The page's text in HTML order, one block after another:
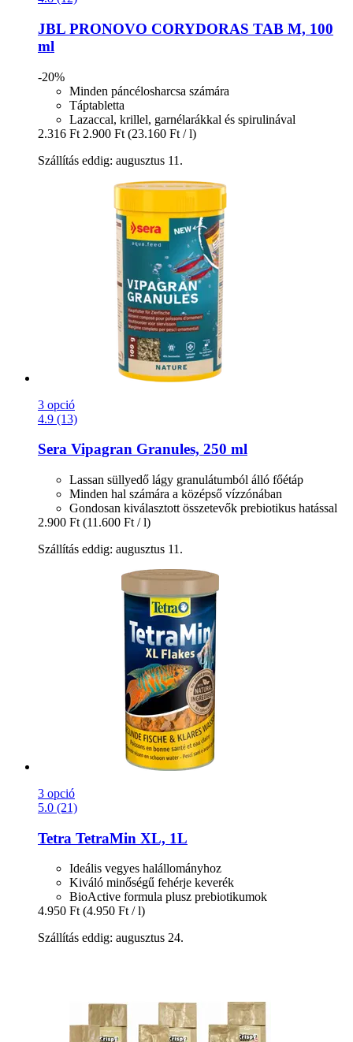
JBL PRONOVO CORYDORAS TAB M, 100
ml
-20%
Minden páncélosharcsa számára
Táptabletta
Lazaccal, krillel, garnélarákkal és spirulinával
2.316 Ft 2.900 Ft (23.160 Ft / l)
Szállítás eddig: augusztus 11.
3 opció
4.9 (13)
Sera Vipagran Granules, 250 ml
Lassan süllyedő lágy granulátumból álló főétáp
Minden hal számára a középső vízzónában
Gondosan kiválasztott összetevők prebiotikus hatással
2.900 Ft (11.600 Ft / l)
Szállítás eddig: augusztus 11.
3 opció
5.0 (21)
Tetra TetraMin XL, 1L
Ideális vegyes halállományhoz
Kiváló minőségű fehérje keverék
BioActive formula plusz prebiotikumok
4.950 Ft (4.950 Ft / l)
Szállítás eddig: augusztus 24.